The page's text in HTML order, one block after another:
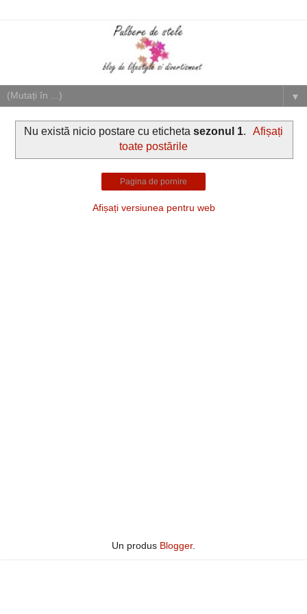
▼
Nu există nicio postare cu eticheta sezonul 1.
Afișați
toate postările
Pagina de pornire
Afișați versiunea pentru web
Un produs Blogger.